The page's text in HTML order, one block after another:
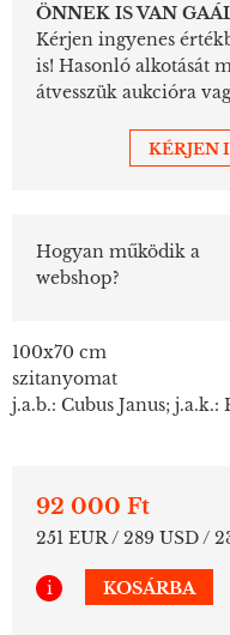
ÖNNEK IS VAN
Kérjen ingyenes
is! Hasonló alkotását
átvesszük aukcióra
KÉRJEN
Hogyan működik a
webshop?
100x70 cm
szitanyomat
j.a.b.: Cubus Janus;
92 000 Ft
251 EUR / 289 USD /
i KOSÁRBA